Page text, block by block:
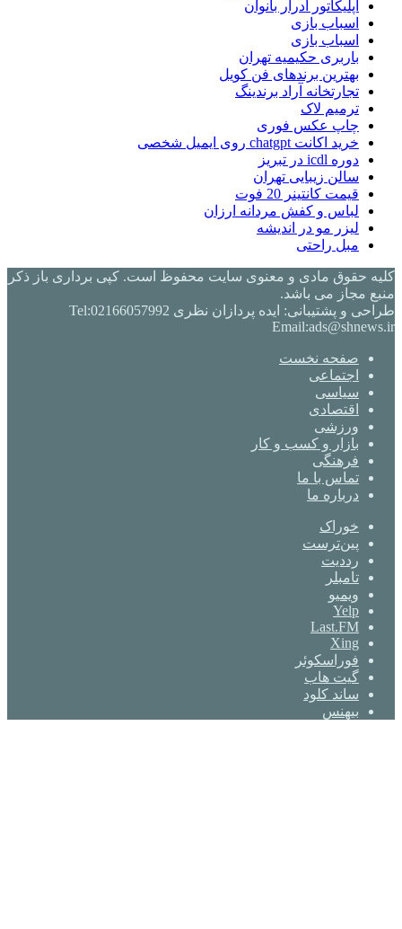
اپلیکاتور ادرار بانوان
اسباب بازی
اسباب بازی
باربری حکیمیه تهران
بهترین برندهای فن کویل
تجارتخانه آراد برندینگ
ترمیم لاک
چاپ عکس فوری
خرید اکانت chatgpt روی ایمیل شخصی
دوره icdl در تبریز
سالن زیبایی تهران
قیمت کانتینر 20 فوت
لباس و کفش مردانه ارزان
لیزر مو در اندیشه
مبل راحتی
کلیه حقوق مادی و معنوی سایت محفوظ است. کپی برداری باز ذکر
منبع مجاز می باشد.
طراحی و پشتیبانی: ایده پردازان نظری Tel:02166057992
Email:ads@shnews.ir
صفحه نخست
اجتماعی
سیاسی
اقتصادی
ورزشی
بازار و کسب و کار
فرهنگی
تماس با ما
درباره ما
خوراک
‫پین‌ترست
‫رددیت
‫تامبلر
ویمیو
Yelp
Last.FM
Xing
فوراسکوئر
گیت ‌هاب
ساند کلود
بیهنس